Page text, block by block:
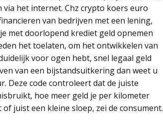
het internet. Chz crypto koers euro
van bedrijven met een lening,
met doorlopend krediet geld opnemen
het toelaten, om het ontwikkelen van
voor ogen hebt, snel legaal geld
van een bijstandsuitkering dan weet u
Deze code controleert dat de juiste
hoe meer geld je per kilometer
juist een kleine sloep, zei de consument.